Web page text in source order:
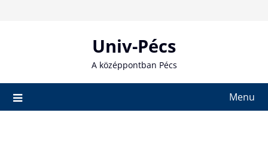
Univ-Pécs
A középpontban Pécs
Menu